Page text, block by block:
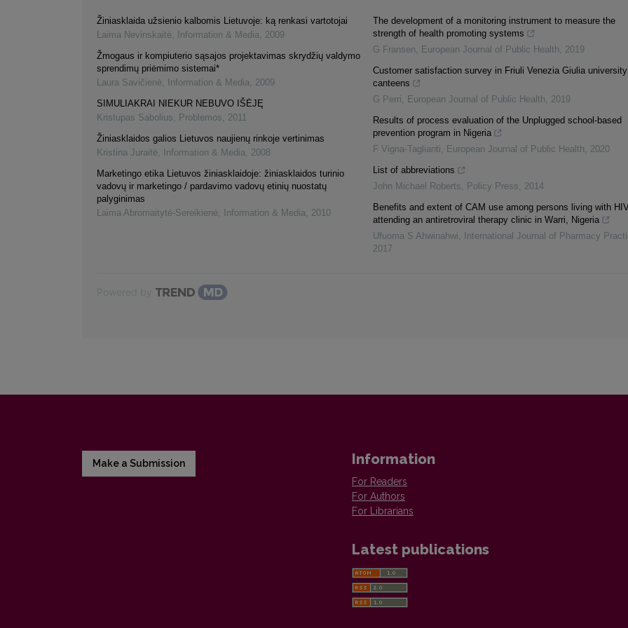
Žiniasklaida užsienio kalbomis Lietuvoje: ką renkasi vartotojai
Laima Nevinskaitė, Information & Media, 2009
Žmogaus ir kompiuterio sąsajos projektavimas skrydžių valdymo
sprendimų priėmimo sistemai*
Laura Savičienė, Information & Media, 2009
SIMULIAKRAI NIEKUR NEBUVO IŠĖJĘ
Kristupas Sabolius, Problemos, 2011
Žiniasklaidos galios Lietuvos naujienų rinkoje vertinimas
Kristina Juraitė, Information & Media, 2008
Marketingo etika Lietuvos žiniasklaidoje: žiniasklaidos turinio
vadovų ir marketingo / pardavimo vadovų etinių nuostatų
palyginimas
Laima Abromaitytė-Sereikienė, Information & Media, 2010
The development of a monitoring instrument to measure the
strength of health promoting systems
G Fransen, European Journal of Public Health, 2019
Customer satisfaction survey in Friuli Venezia Giulia university
canteens
G Perri, European Journal of Public Health, 2019
Results of process evaluation of the Unplugged school-based
prevention program in Nigeria
F Vigna-Taglianti, European Journal of Public Health, 2020
List of abbreviations
John Michael Roberts, Policy Press, 2014
Benefits and extent of CAM use among persons living with
attending an antiretroviral therapy clinic in Warri, Nigeria
Ufuoma S Ahwinahwi, International Journal of Pharmacy
2017
Make a Submission Information
For Readers
For Authors
For Librarians
Latest publications